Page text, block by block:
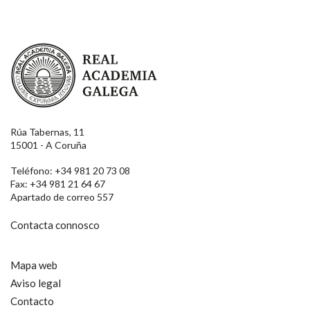
Real Academia Galega
Rúa Tabernas, 11
15001 - A Coruña
Teléfono: +34 981 20 73 08
Fax: +34 981 21 64 67
Apartado de correo 557
Contacta connosco
Mapa web
Aviso legal
Contacto